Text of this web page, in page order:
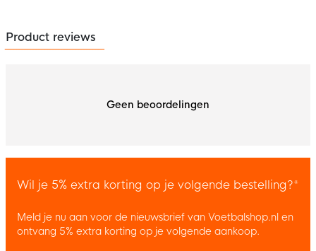
Product reviews
Geen beoordelingen
Wil je 5% extra korting op je volgende bestelling?*
Meld je nu aan voor de nieuwsbrief van Voetbalshop.nl en
ontvang 5% extra korting op je volgende aankoop.